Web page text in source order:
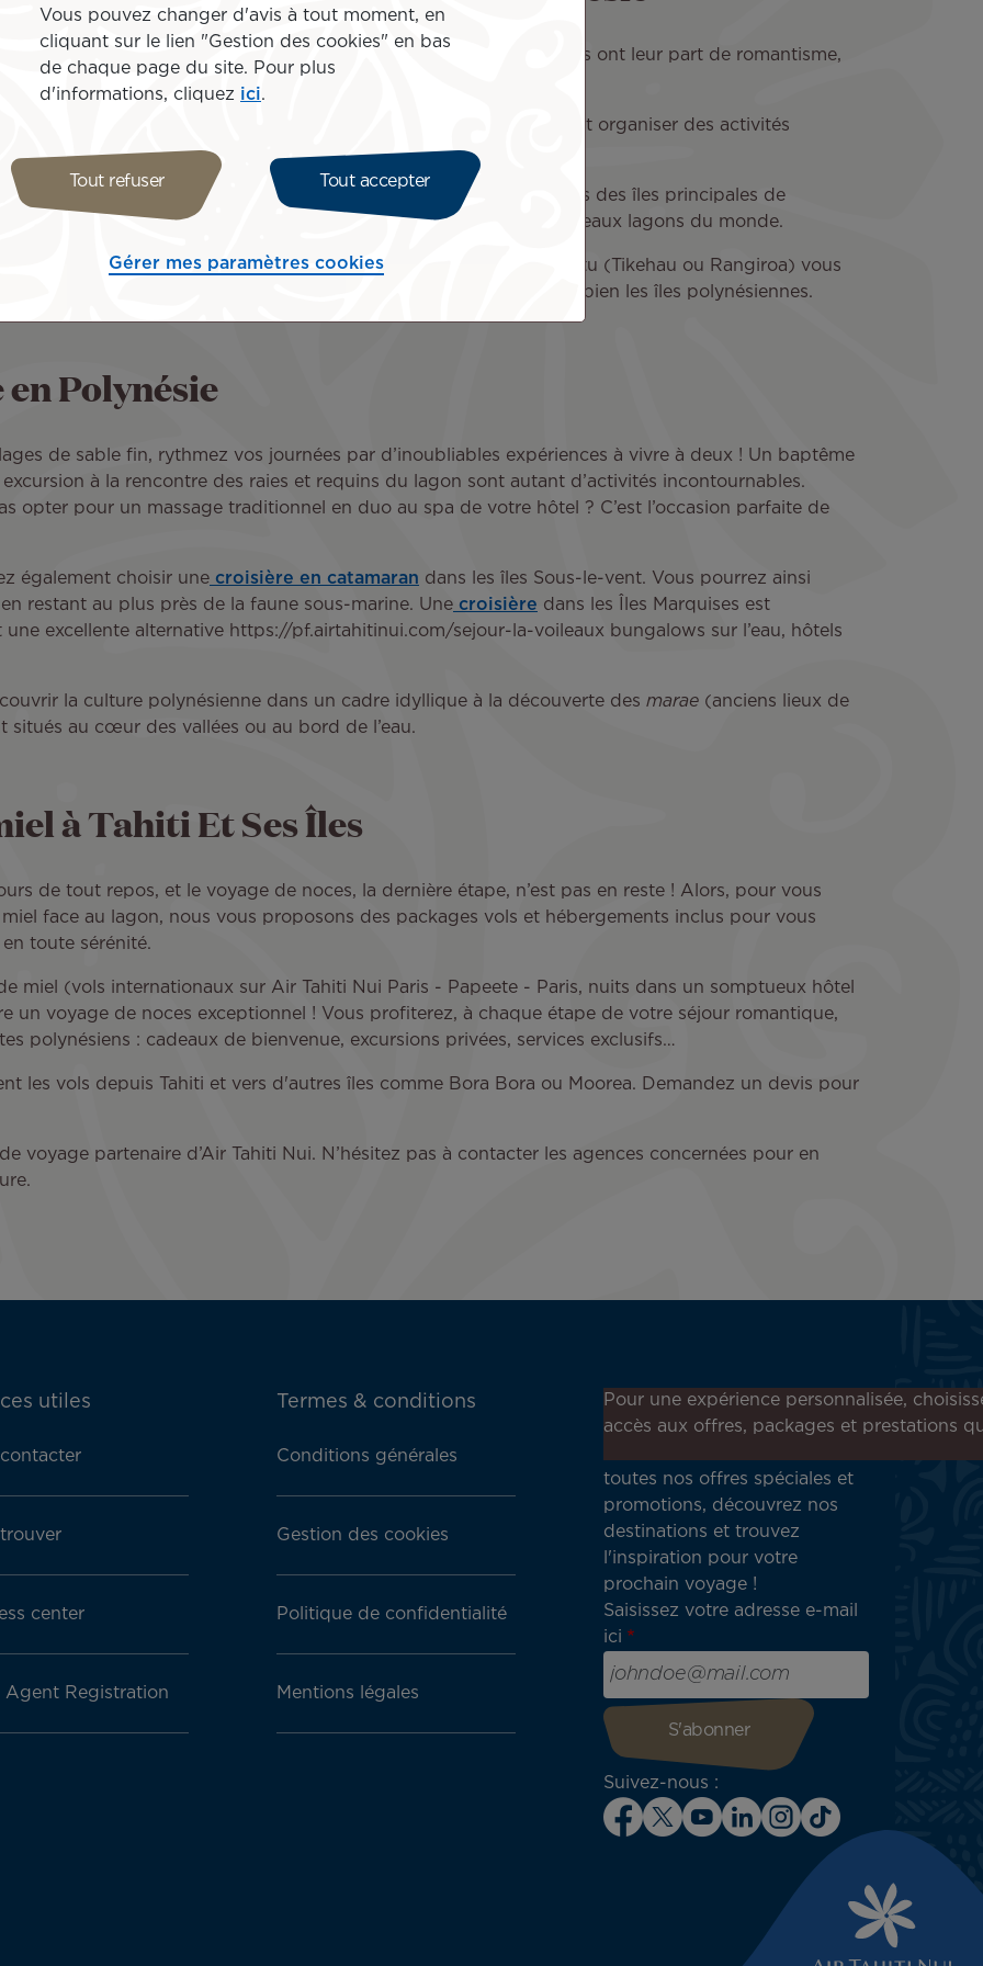
et leur biodiversité préservée, toutes les îles polynésiennes ont leur part de romantisme,
Bora Bora, Moorea… les plus belles îles sont en Polynésie !
selon vos envies, pour vivre un voyage de noces à votre image et organiser des activités
Moorea pour vous émerveiller de l’incroyable variété des paysages des îles principales de
Bora pour vivre une lune de miel idyllique face à l’un des plus beaux lagons du monde.
et unique, un séjour à Huahine ou dans l’archipel des Tuamotu (Tikehau ou Rangiroa) vous
une fois, dans la simplicité et l’authenticité qui caractérisent si bien les îles polynésiennes.
Polynésie
de sable fin, rythmez vos journées par d’inoubliables expériences à vivre à deux ! Un baptême
à la rencontre des raies et requins du lagon sont autant d’activités incontournables.
opter pour un massage traditionnel en duo au spa de votre hôtel ? C’est l’occasion parfaite de
également choisir une croisière en catamaran dans les îles Sous-le-vent. Vous pourrez ainsi
restant au plus près de la faune sous-marine. Une croisière dans les Îles Marquises est
excellente alternative https://pf.airtahitinui.com/sejour-la-voileaux bungalows sur l’eau, hôtels
la culture polynésienne dans un cadre idyllique à la découverte des marae (anciens lieux de
au cœur des vallées ou au bord de l’eau.
à Tahiti Et Ses Îles
de tout repos, et le voyage de noces, la dernière étape, n’est pas en reste ! Alors, pour vous
face au lagon, nous vous proposons des packages vols et hébergements inclus pour vous
toute sérénité.
miel (vols internationaux sur Air Tahiti Nui Paris - Papeete - Paris, nuits dans un somptueux hôtel
un voyage de noces exceptionnel ! Vous profiterez, à chaque étape de votre séjour romantique,
polynésiens : cadeaux de bienvenue, excursions privées, services exclusifs…
les vols depuis Tahiti et vers d'autres îles comme Bora Bora ou Moorea. Demandez un devis pour
voyage partenaire d’Air Tahiti Nui. N’hésitez pas à contacter les agences concernées pour en
utiles
center
Agent Registration
Termes & conditions
Conditions générales
Gestion des cookies
Politique de confidentialité
Mentions légales
Inscrivez-vous à notre
newsletter !
toutes nos offres spéciales et
promotions, découvrez nos
destinations et trouvez
l'inspiration pour votre
prochain voyage !
Saisissez votre adresse e-mail
ici
Suivez-nous :
Pour une expérience personnalisée,
accès aux offres, packages et prestations
Vous pouvez changer d'avis à tout moment, en
cliquant sur le lien "Gestion des cookies" en bas
de chaque page du site. Pour plus
d'informations, cliquez ici.
Tout refuser Tout accepter
Gérer mes paramètres cookies